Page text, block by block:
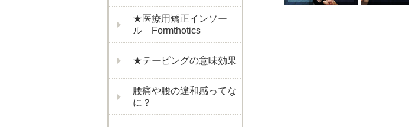
★医療用矯正インソー
ル Formthotics
★テーピングの意味効果
腰痛や腰の違和感ってな
に？